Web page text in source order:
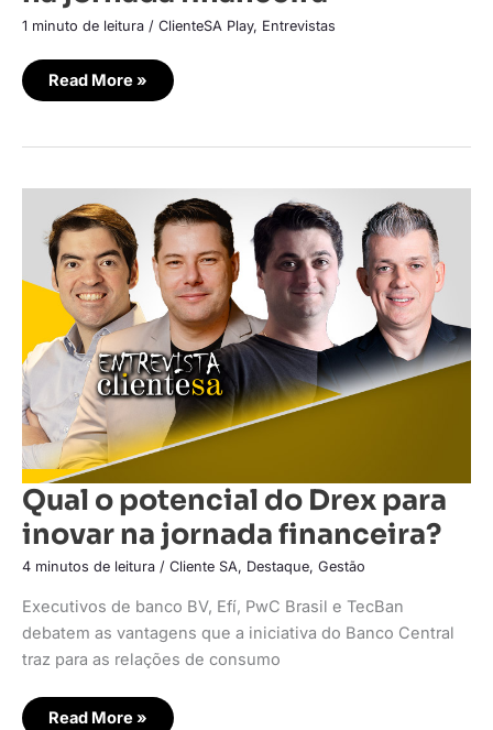
1 minuto de leitura / ClienteSA Play, Entrevistas
Read More »
Qual o potencial do Drex para
inovar na jornada financeira?
4 minutos de leitura / Cliente SA, Destaque, Gestão
Executivos de banco BV, Efí, PwC Brasil e TecBan
debatem as vantagens que a iniciativa do Banco Central
traz para as relações de consumo
Qual
potencial
do
Drex
para
inovar
na
jornada
financeira?
Read More »